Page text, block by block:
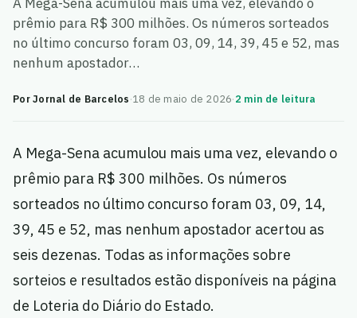
prêmio para R$ 300 milhões. Os números sorteados
no último concurso foram 03, 09, 14, 39, 45 e 52, mas
nenhum apostador…
Por Jornal de Barcelos·18 de maio de 2026·2 min de leitura
A Mega-Sena acumulou mais uma vez, elevando o
prêmio para R$ 300 milhões. Os números
sorteados no último concurso foram 03, 09, 14,
39, 45 e 52, mas nenhum apostador acertou as
seis dezenas. Todas as informações sobre
sorteios e resultados estão disponíveis na página
de Loteria do Diário do Estado.